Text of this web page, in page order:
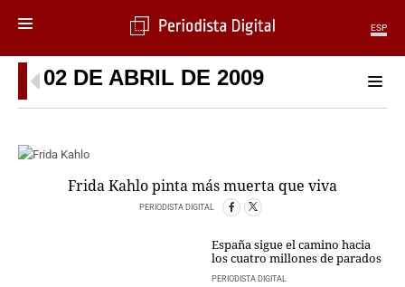
ESP
MENÚ
SECCIONES
MUNDO
PERIODISMO
02 DE ABRIL DE 2009
Frida Kahlo pinta más muerta que viva
PERIODISTA DIGITAL
España sigue el camino hacia
los cuatro millones de parados
PERIODISTA DIGITAL